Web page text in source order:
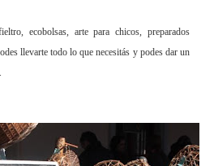
ecobolsas, arte para chicos, preparados
llevarte todo lo que necesitás y podes dar un